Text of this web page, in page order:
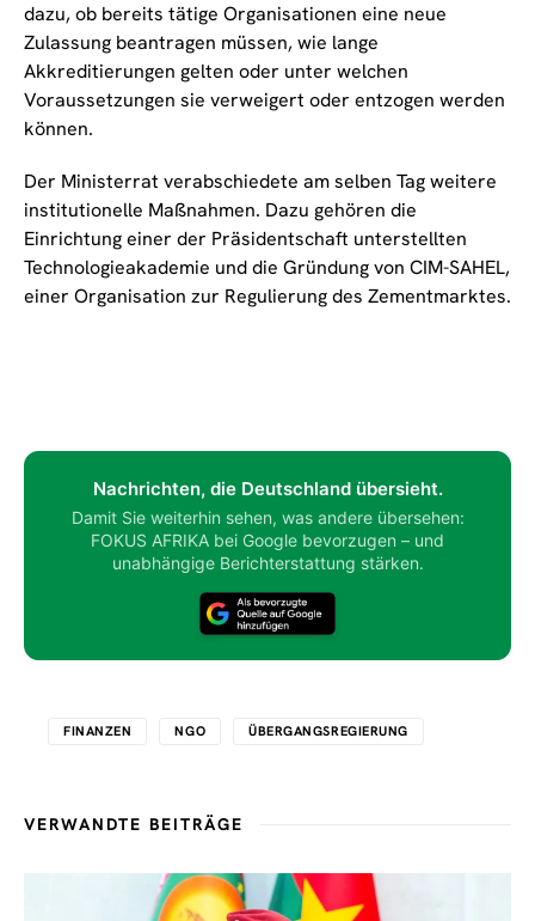
dazu, ob bereits tätige Organisationen eine neue
Zulassung beantragen müssen, wie lange
Akkreditierungen gelten oder unter welchen
Voraussetzungen sie verweigert oder entzogen werden
können.
Der Ministerrat verabschiedete am selben Tag weitere
institutionelle Maßnahmen. Dazu gehören die
Einrichtung einer der Präsidentschaft unterstellten
Technologieakademie und die Gründung von CIM-SAHEL,
einer Organisation zur Regulierung des Zementmarktes.
Nachrichten, die Deutschland übersieht.
Damit Sie weiterhin sehen, was andere übersehen:
FOKUS AFRIKA bei Google bevorzugen – und
unabhängige Berichterstattung stärken.
FINANZEN NGO ÜBERGANGSREGIERUNG
VERWANDTE BEITRÄGE